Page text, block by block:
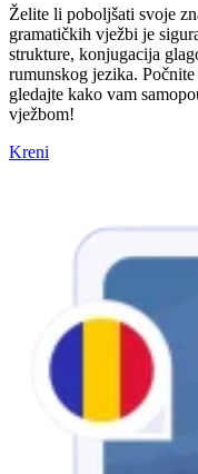
Želite li poboljšati svoje
gramatičkih vježbi je
strukture, konjugacija
rumunskog jezika.
gledajte kako vam
vježbom!
Kreni